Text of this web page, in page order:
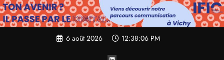
Aller
au
contenu
6 août 2026 12:38:08 PM